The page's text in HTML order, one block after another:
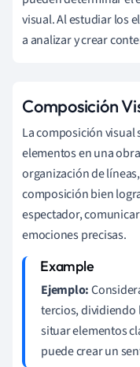
visual. Al estudiar los
a analizar y crear
Composición
La composición visual
elementos en una
organización de
composición bien
espectador,
emociones precisas.
Ejemplo:
tercios, dividiendo
situar elementos
puede crear un